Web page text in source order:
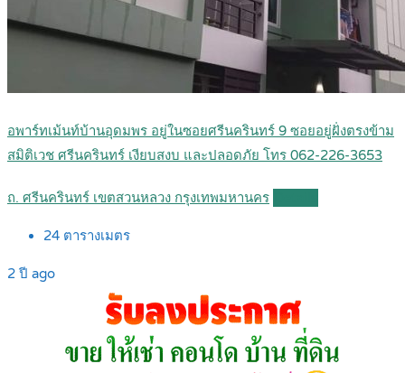
อพาร์ทเม้นท์บ้านอุดมพร อยู่ในซอยศรีนครินทร์ 9 ซอยอยู่ฝั่งตรงข้าม
สมิติเวช ศรีนครินทร์ เงียบสงบ และปลอดภัย โทร 062-226-3653
ถ. ศรีนครินทร์ เขตสวนหลวง กรุงเทพมหานคร
24 ตารางเมตร
2 ปี ago